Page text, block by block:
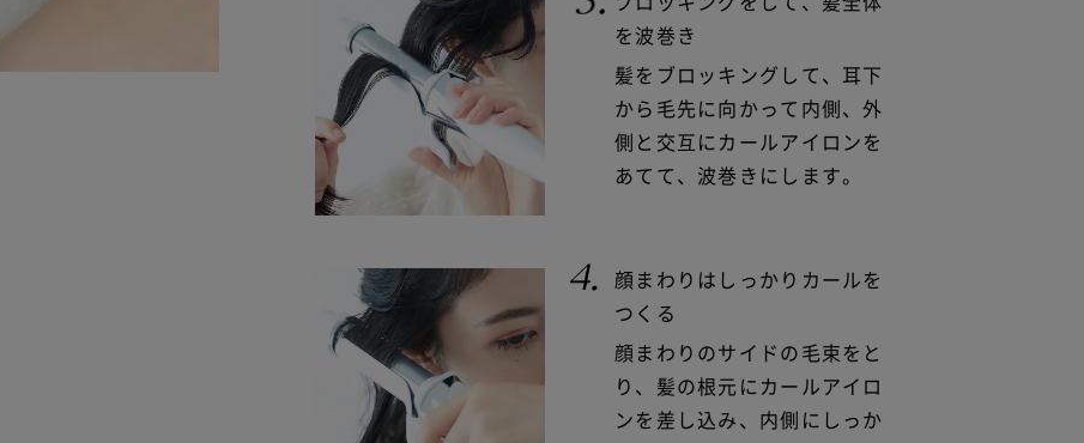
を波巻き
髪をブロッキングして、耳下
から毛先に向かって内側、外
側と交互にカールアイロンを
あてて、波巻きにします。
顔まわりはしっかりカールを
つくる
顔まわりのサイドの毛束をと
り、髪の根元にカールアイロ
ンを差し込み、内側にしっか